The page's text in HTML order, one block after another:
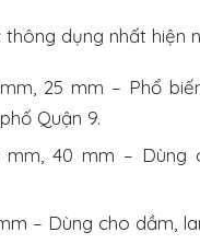
dụng nhất hiện
25 mm – Phổ
Quận 9.
mm, 40 mm – Dùng
– Dùng cho dầm,